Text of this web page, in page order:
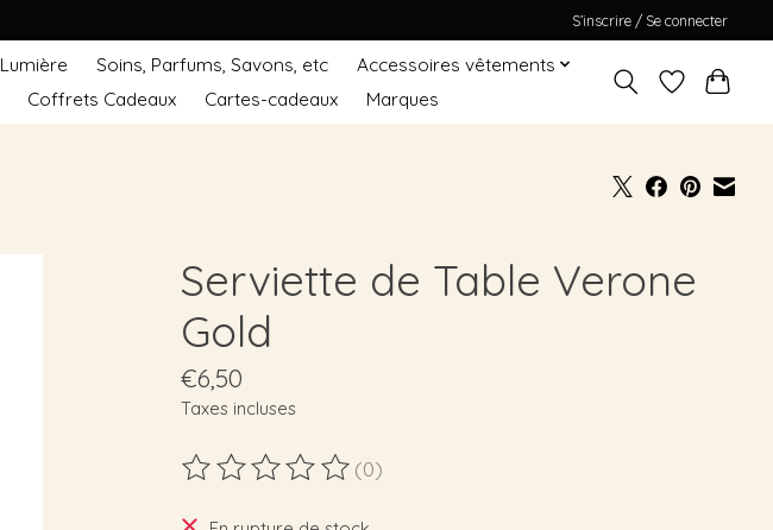
S’inscrire / Se connecter
Lumière Soins, Parfums, Savons, etc
Accessoires vêtements
Coffrets Cadeaux Cartes-cadeaux Marques
Serviette de Table Verone
Gold
€6,50
Taxes incluses
Ce produit est évalué à
(0)